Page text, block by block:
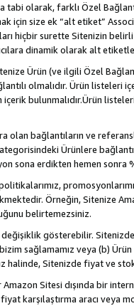
tabi olarak, farklı Özel
için size ek “alt etiket”
hiçbir surette Sitenizin belirli
dinamik olarak alt
Ürün (ve ilgili Özel
olmalıdır. Ürün listeleri
bulunmalıdır.Ürün
olan bağlantıların ve
Ürünlere
sona erdikten hemen sonra
Örneğin, Sitenize
belirtemezsiniz.
değişiklik gösterebilir.
sağlamamız veya (b)
halinde, Sitenizde fiyat ve
Amazon Sitesi dışında bir
karşılaştırma aracı veya